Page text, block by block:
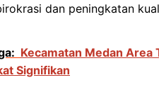
dan peningkatan
Kecamatan Medan Area
Signifikan